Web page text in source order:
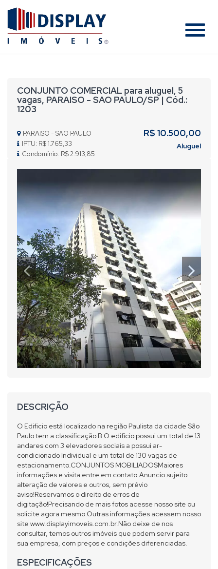
#
CONJUNTO COMERCIAL para aluguel, 5
vagas, PARAISO - SAO PAULO/SP | Cód.:
1203
PARAISO - SAO PAULO
IPTU: R$ 1.765,33
Condomínio: R$ 2.913,85
R$ 10.500,00
Aluguel
DESCRIÇÃO
O Edificio está localizado na região Paulista da cidade São
Paulo tem a classificação B.O edifício possui um total de 13
andares com 3 elevadores sociais a possui ar-
condicionado Individual e um total de 130 vagas de
estacionamento.CONJUNTOS MOBILIADOSMaiores
informações e visita entre em contato.Anuncio sujeito
alteração de valores e outros, sem prévio
aviso!Reservamos o direito de erros de
digitação!Precisando de mais fotos acesse nosso site ou
solicite agora mesmo.Outras informações acessem nosso
site www.displayimoveis.com.br.Não deixe de nos
consultar, temos outros imóveis que podem servir para
sua empresa, com preços e condições diferenciadas.
ESPECIFICAÇÕES